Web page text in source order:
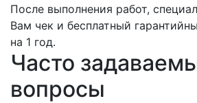
После выполнения работ,
Вам чек и бесплатный
на 1 год.
Часто
вопросы